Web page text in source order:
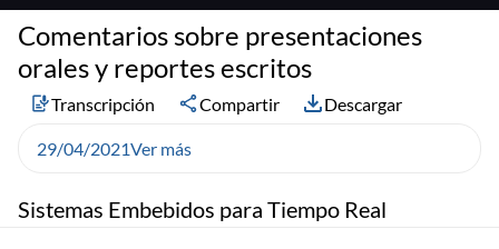
Sistemas Embebidos para Tiempo Real
Comentarios sobre presentaciones
orales y reportes escritos
Transcripción Compartir Descargar
29/04/2021Ver más